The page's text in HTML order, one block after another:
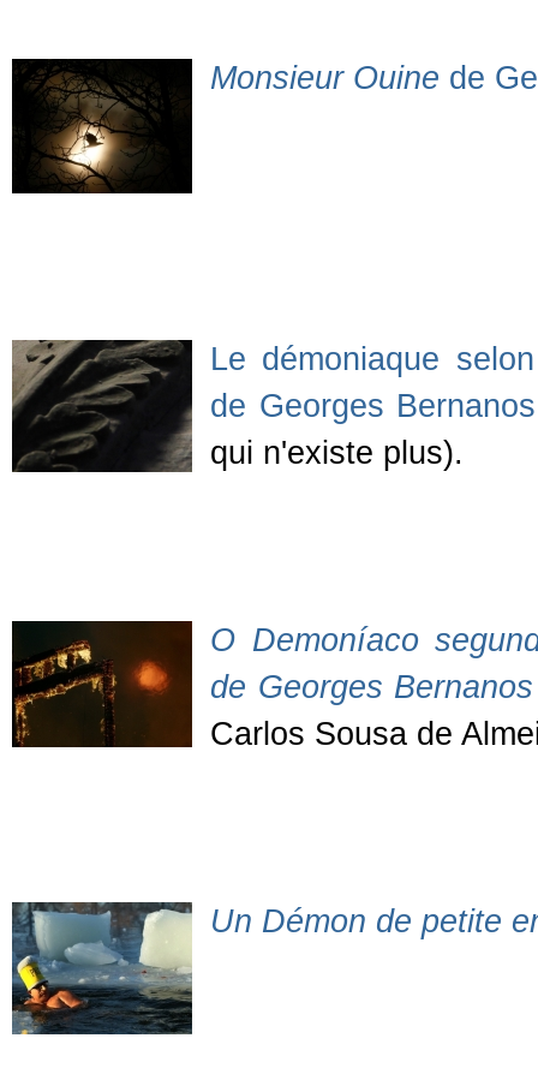
Monsieur Ouine de
Le démoniaque
de Georges Bernanos
qui n'existe plus).
O Demoníaco
de Georges Bernanos
Carlos Sousa de
Un Démon de petite